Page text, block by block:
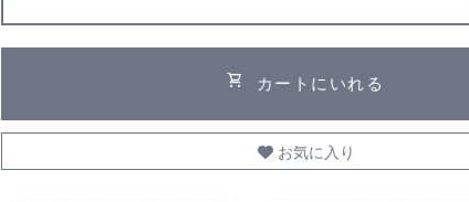
shopping_cart カートにいれる
お気に入り